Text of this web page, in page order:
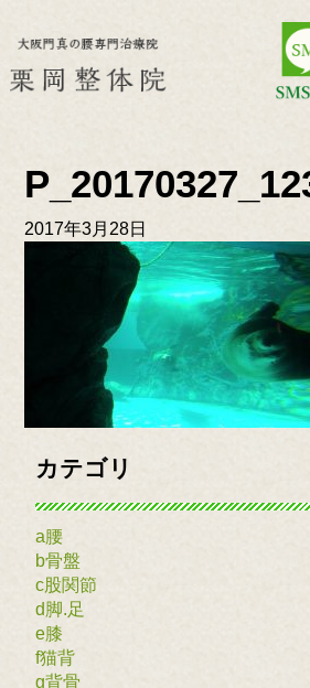
2017年3月28日
カテゴリ
a腰
b骨盤
c股関節
d脚.足
e膝
f猫背
g背骨